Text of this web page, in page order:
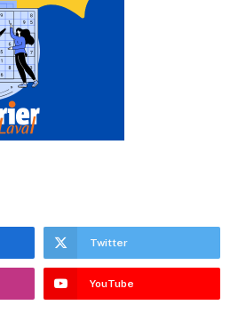
Twitter
YouTube